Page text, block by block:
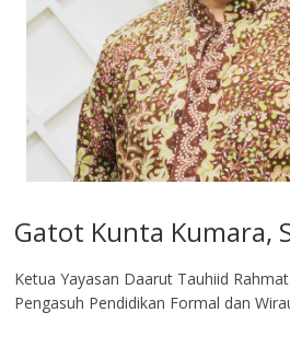
Gatot Kunta Kumara,
Ketua Yayasan Daarut Tauhiid
Pengasuh Pendidikan Formal dan